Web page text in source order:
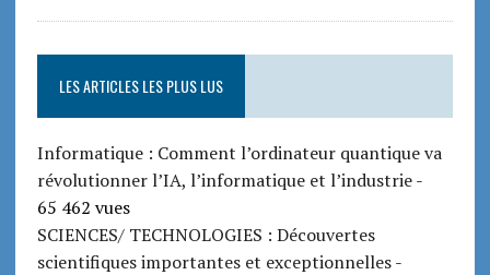
LES ARTICLES LES PLUS LUS
Informatique : Comment l’ordinateur quantique va
révolutionner l’IA, l’informatique et l’industrie-
65 462 vues
SCIENCES/ TECHNOLOGIES : Découvertes
scientifiques importantes et exceptionnelles-